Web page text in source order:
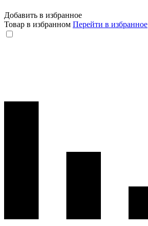
Добавить в избранное
Товар в избранном Перейти в избранное